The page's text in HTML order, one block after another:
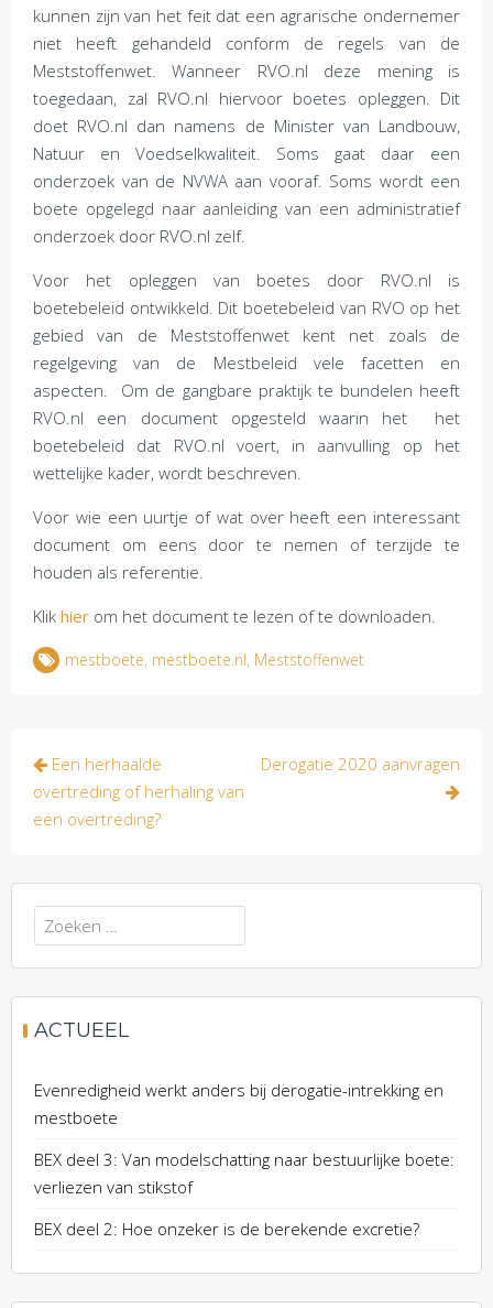
kunnen zijn van het feit dat een agrarische ondernemer
niet heeft gehandeld conform de regels van de
Meststoffenwet. Wanneer RVO.nl deze mening is
toegedaan, zal RVO.nl hiervoor boetes opleggen. Dit
doet RVO.nl dan namens de Minister van Landbouw,
Natuur en Voedselkwaliteit. Soms gaat daar een
onderzoek van de NVWA aan vooraf. Soms wordt een
boete opgelegd naar aanleiding van een administratief
onderzoek door RVO.nl zelf.
Voor het opleggen van boetes door RVO.nl is
boetebeleid ontwikkeld. Dit boetebeleid van RVO op het
gebied van de Meststoffenwet kent net zoals de
regelgeving van de Mestbeleid vele facetten en
aspecten. Om de gangbare praktijk te bundelen heeft
RVO.nl een document opgesteld waarin het het
boetebeleid dat RVO.nl voert, in aanvulling op het
wettelijke kader, wordt beschreven.
Voor wie een uurtje of wat over heeft een interessant
document om eens door te nemen of terzijde te
houden als referentie.
Klik hier om het document te lezen of te downloaden.
mestboete, mestboete.nl, Meststoffenwet
Bericht
navigatie
Een herhaalde
overtreding of herhaling van
een overtreding?
Derogatie 2020 aanvragen
Zoeken
naar:
ACTUEEL
Evenredigheid werkt anders bij derogatie-intrekking en
mestboete
BEX deel 3: Van modelschatting naar bestuurlijke boete:
verliezen van stikstof
BEX deel 2: Hoe onzeker is de berekende excretie?